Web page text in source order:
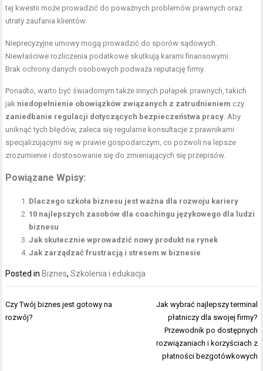
tej kwestii może prowadzić do poważnych problemów prawnych oraz
utraty zaufania klientów.
Nieprecyzyjne umowy mogą prowadzić do sporów sądowych.
Niewłaściwe rozliczenia podatkowe skutkują karami finansowymi.
Brak ochrony danych osobowych podważa reputację firmy.
Ponadto, warto być świadomym także innych pułapek prawnych, takich
jak niedopełnienie obowiązków związanych z zatrudnieniem czy
zaniedbanie regulacji dotyczących bezpieczeństwa pracy . Aby
uniknąć tych błędów, zaleca się regularne konsultacje z prawnikami
specjalizującymi się w prawie gospodarczym, co pozwoli na lepsze
zrozumienie i dostosowanie się do zmieniających się przepisów.
Powiązane Wpisy:
Dlaczego szkoła biznesu jest ważna dla rozwoju kariery
10 najlepszych zasobów dla coachingu językowego dla ludzi
biznesu
Jak skutecznie wprowadzić nowy produkt na rynek
Jak zarządzać frustracją i stresem w biznesie
Posted in Biznes,Szkolenia i edukacja
Nawigacja
wpisu
Czy Twój biznes jest gotowy na
rozwój?
Jak wybrać najlepszy terminal
płatniczy dla swojej firmy?
Przewodnik po dostępnych
rozwiązaniach i korzyściach z
płatności bezgotówkowych